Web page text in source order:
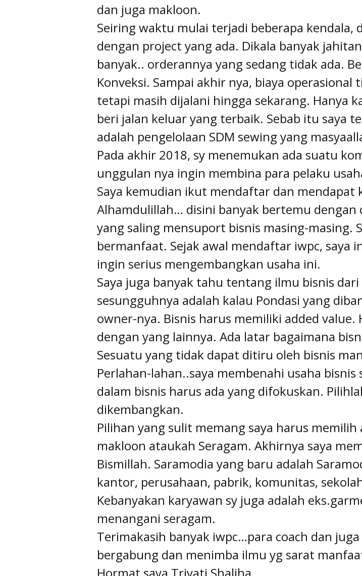
dan juga makloon.
Seiring waktu mulai terjadi beberapa kendala,
dengan project yang ada. Dikala banyak
banyak.. orderannya yang sedang tidak ada.
Konveksi. Sampai akhir nya, biaya
tetapi masih dijalani hingga sekarang. Hanya
beri jalan keluar yang terbaik. Sebab itu saya
adalah pengelolaan SDM sewing yang
Pada akhir 2018, sy menemukan ada suatu
unggulan nya ingin membina para pelaku
Saya kemudian ikut mendaftar dan mendapat
Alhamdulillah… disini banyak bertemu dengan
yang saling mensuport bisnis masing-masing.
bermanfaat. Sejak awal mendaftar iwpc, saya
ingin serius mengembangkan usaha ini.
Saya juga banyak tahu tentang ilmu bisnis
sesungguhnya adalah kalau Pondasi yang
owner-nya. Bisnis harus memiliki added
dengan yang lainnya. Ada latar bagaimana
Sesuatu yang tidak dapat ditiru oleh bisnis
Perlahan-lahan..saya membenahi usaha
dalam bisnis harus ada yang difokuskan.
dikembangkan.
Pilihan yang sulit memang saya harus
makloon ataukah Seragam. Akhirnya saya
Bismillah. Saramodia yang baru adalah
kantor, perusahaan, pabrik, komunitas,
Kebanyakan karyawan sy juga adalah
menangani seragam.
Terimakasih banyak iwpc…para coach dan
bergabung dan menimba ilmu yg sarat
Hormat saya,Triyati Shaliha